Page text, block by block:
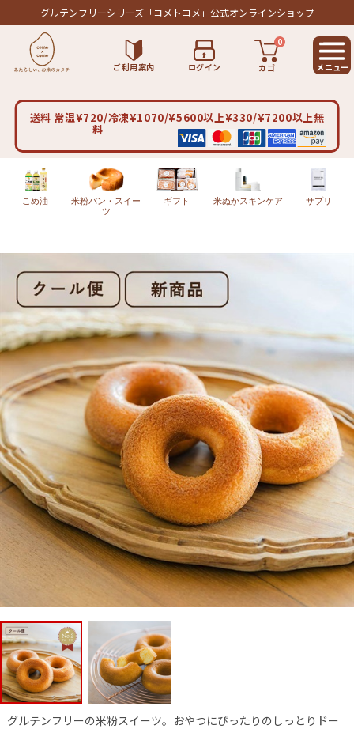
グルテンフリーシリーズ「コメトコメ」公式オンラインショップ
ご利用案内 ログイン カゴ
0
送料 常温¥720/冷凍¥1070/¥5600以上¥330/¥7200以上無
料
こめ油
米粉パン・スイー
ツ
ギフト 米ぬかスキンケア サプリ
グルテンフリーの米粉スイーツ。おやつにぴったりのしっとりドー